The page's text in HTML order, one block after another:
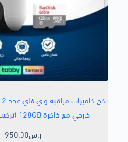
خارجي مع ذاكرة 128GB (تركيب كامل) – ايزفيز
950,00ر.س